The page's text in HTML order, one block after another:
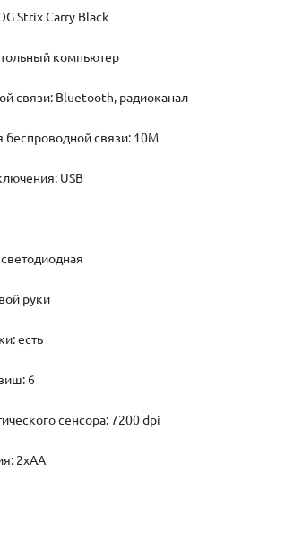
Strix Carry Black
компьютер
связи: Bluetooth, радиоканал
беспроводной связи: 10М
USB
руки
есть
6
сенсора: 7200 dpi
2xAA